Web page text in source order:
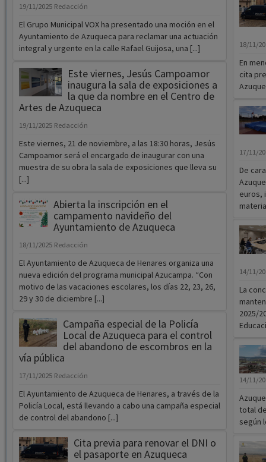
19/11/2025 Redacción
El Grupo Municipal VOX ha presentado una moción en el
Ayuntamiento de Azuqueca para reclamar una actuación
integral y urgente en la calle Rafael Guijosa, una [...]
Este viernes, Jesús Campoamor
inaugura la sala de exposiciones a
la que da nombre en el Centro de
Artes de Azuqueca
19/11/2025 Redacción
Este viernes, 21 de noviembre, a las 18:30 horas, Jesús
Campoamor será el encargado de inaugurar con una
muestra de su obra la sala de exposiciones que lleva su
[...]
Abierta la inscripción en el
campamento navideño del
Ayuntamiento de Azuqueca
18/11/2025 Redacción
El Ayuntamiento de Azuqueca de Henares organiza una
nueva edición del programa municipal Azucampa. “Con
motivo de las vacaciones escolares, los días 22, 23, 26,
29 y 30 de diciembre [...]
Campaña especial de la Policía
Local de Azuqueca para el control
del abandono de escombros en la
vía pública
17/11/2025 Redacción
El Ayuntamiento de Azuqueca de Henares, a través de la
Policía Local, está llevando a cabo una campaña especial
de control del abandono [...]
Cita previa para renovar el DNI o
el pasaporte en Azuqueca
18/11/
En
cita
17/11/
De
euros,
14/11/
La
2025/
14/11/
total
según